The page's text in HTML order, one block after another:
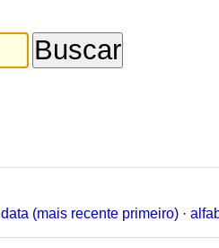
data (mais recente primeiro) ·